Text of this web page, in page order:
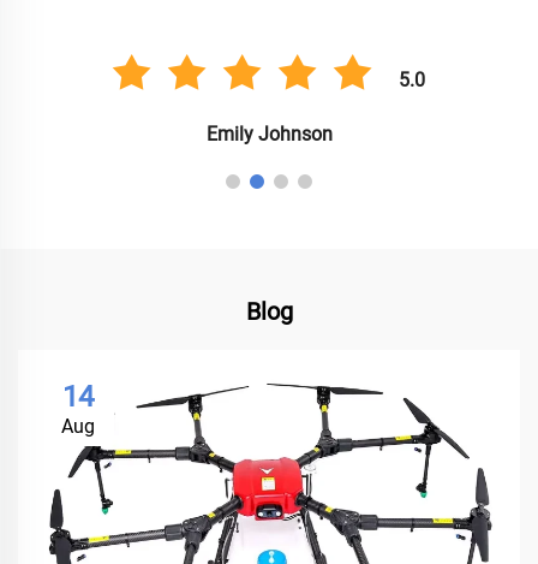
5.0
Emily Johnson
Blog
14
Aug